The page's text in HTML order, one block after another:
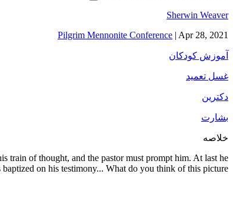
Sherwin Weaver
Pilgrim Mennonite Conference | Apr 28, 2021
آموزش کودکان
غسل تعمید
دکترین
بشارت
خلاصه
train of thought, and the pastor must prompt him. At last he
baptized on his testimony... What do you think of this picture?